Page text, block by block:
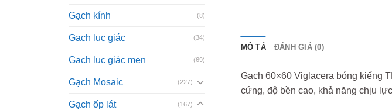
Gạch kính (8)
Gạch lục giác (34)
Gạch lục giác men (69)
Gạch Mosaic (227)
Gạch ốp lát (167)
MÔ TẢ ĐÁNH GIÁ (0)
Gạch 60×60 Viglacera bóng kiếng
cứng, độ bền cao, khả năng chịu